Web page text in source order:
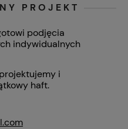
PROJEKT
podjęcia
indywidualnych
i
haft.